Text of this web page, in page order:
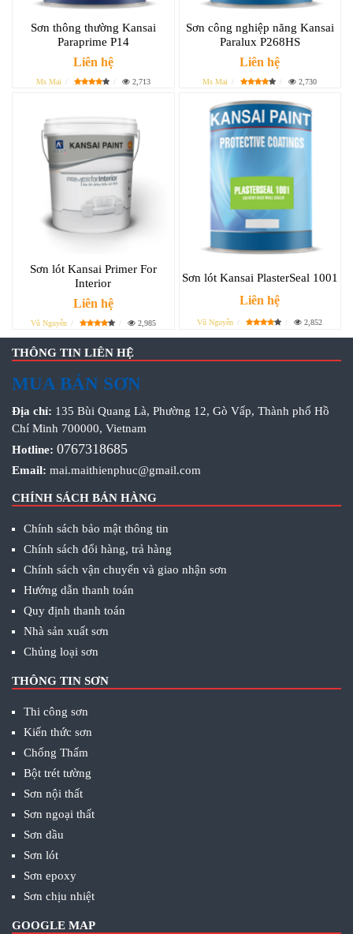
Sơn thông thường Kansai
Paraprime P14
Liên hệ
Ms Mai 2,713
Sơn công nghiệp năng Kansai
Paralux P268HS
Liên hệ
Ms Mai 2,730
Sơn lót Kansai Primer For
Interior
Liên hệ
Vũ Nguyễn 2,985
Sơn lót Kansai PlasterSeal 1001
Liên hệ
Vũ Nguyễn 2,852
THÔNG TIN LIÊN HỆ
MUA BÁN SƠN
Địa chỉ: 135 Bùi Quang Là, Phường 12, Gò Vấp, Thành phố Hồ
Chí Minh 700000, Vietnam
Hotline: 0767318685
Email: mai.maithienphuc@gmail.com
CHÍNH SÁCH BÁN HÀNG
Chính sách bảo mật thông tin
Chính sách đổi hàng, trả hàng
Chính sách vận chuyển và giao nhận sơn
Hướng dẫn thanh toán
Quy định thanh toán
Nhà sản xuất sơn
Chủng loại sơn
THÔNG TIN SƠN
Thi công sơn
Kiến thức sơn
Chống Thấm
Bột trét tường
Sơn nội thất
Sơn ngoại thất
Sơn dầu
Sơn lót
Sơn epoxy
Sơn chịu nhiệt
GOOGLE MAP